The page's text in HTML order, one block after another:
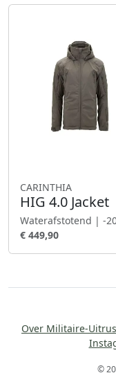
CARINTHIA
HIG 4.0 Jacket
Waterafstotend | -
€ 449,90
Over Militaire-
©